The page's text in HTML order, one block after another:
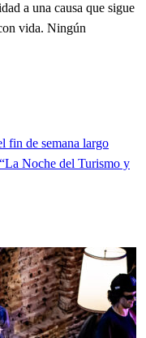
a una causa que sigue
vida. Ningún
fin de semana largo
Noche del Turismo y